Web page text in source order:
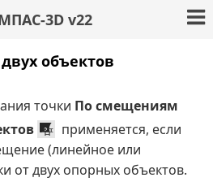
3D v22
объектов
точки По смещениям
применяется, если
(линейное или
от двух опорных объектов.